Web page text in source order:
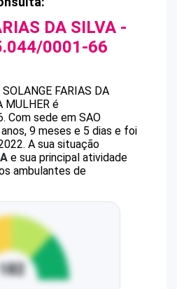
DA SILVA -
0001-66
SOLANGE FARIAS DA
MULHER é
. Com sede em SAO
anos, 9 meses e 5 dias e foi
A sua situação
e sua principal atividade
ambulantes de